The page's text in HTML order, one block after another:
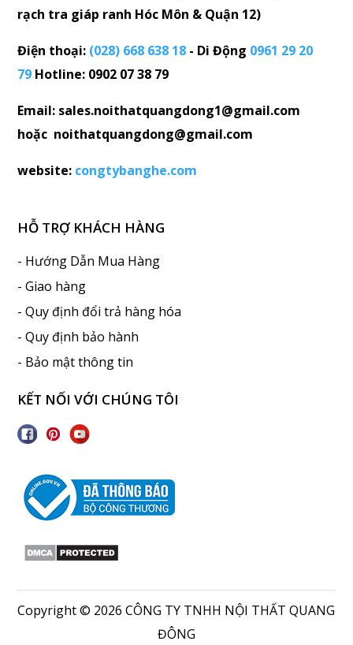
rạch tra giáp ranh Hóc Môn & Quận 12)
Điện thoại: (028) 668 638 18 - Di Động 0961 29 20
79 Hotline: 0902 07 38 79
Email: sales.noithatquangdong1@gmail.com
hoặc noithatquangdong@gmail.com
website: congtybanghe.com
HỖ TRỢ KHÁCH HÀNG
- Hướng Dẫn Mua Hàng
- Giao hàng
- Quy định đổi trả hàng hóa
- Quy định bảo hành
- Bảo mật thông tin
KẾT NỐI VỚI CHÚNG TÔI
Copyright © 2026 CÔNG TY TNHH NỘI THẤT QUANG
ĐÔNG